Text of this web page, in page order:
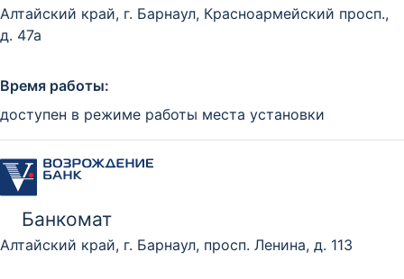
Алтайский край, г. Барнаул, Красноармейский просп.,
д. 47а
Время работы:
доступен в режиме работы места установки
Банкомат
Алтайский край, г. Барнаул, просп. Ленина, д. 113